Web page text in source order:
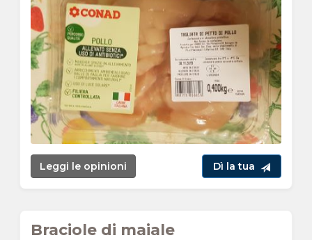
Leggi le opinioni Dì la tua
Braciole di maiale